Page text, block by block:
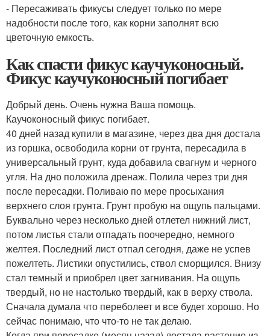
- Пересаживать фикусы следует только по мере
надобности после того, как корни заполнят всю
цветочную емкость.
Как спасти фикус каучуконосный.
Фикус каучуконосный погибает
Добрый день. Очень нужна Ваша помощь.
Каучоконосный фикус погибает.
40 дней назад купили в магазине, через два дня достала
из горшка, освободила корни от грунта, пересадила в
универсальный грунт, куда добавила свагнум и черного
угля. На дно положила дренаж. Полила через три дня
после пересадки. Поливаю по мере просыхания
верхнего слоя грунта. Грунт пробую на ощупь пальцами.
Буквально через несколько дней отлетел нижний лист,
потом листья стали отпадать поочередно, немного
желтея. Последний лист отпал сегодня, даже не успев
пожелтеть. Листики опустились, ствол сморщился. Внизу
стал темный и приобрел цвет загнивания. На ощупь
твердый, но не настолько твердый, как в верху ствола.
Сначала думала что переболеет и все будет хорошо. Но
сейчас понимаю, что что-то не так делаю.